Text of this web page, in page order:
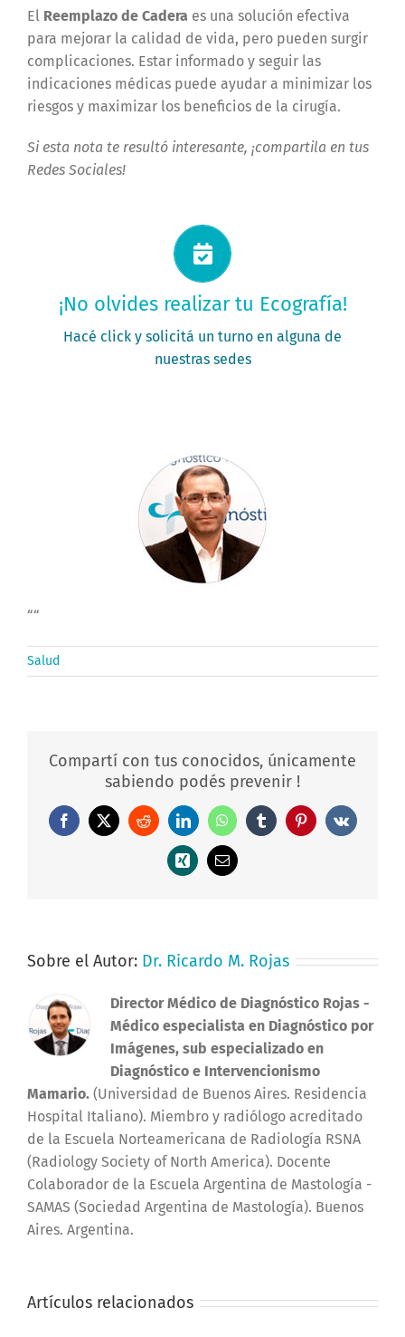
El Reemplazo de Caderaes una solución efectiva
para mejorar la calidad de vida, pero pueden surgir
complicaciones. Estar informado y seguir las
indicaciones médicas puede ayudar a minimizar los
riesgos y maximizar los beneficios de la cirugía.
Si esta nota te resultó interesante, ¡compartila en tus
Redes Sociales!
¡No olvides realizar tu Ecografía!
Hacé click y solicitá un turno en alguna de
nuestras sedes
Solicitá tu turno ahora
““
Salud
Compartí con tus conocidos, únicamente
sabiendo podés prevenir !
Facebook
X RedditLinkedInWhatsAppTumblrPinterestVk
Xing
Correo
electrónico
Sobre el Autor: Dr. Ricardo M. Rojas
Director Médico de Diagnóstico Rojas -
Médico especialista en Diagnóstico por
Imágenes, sub especializado en
Diagnóstico e Intervencionismo
Mamario. (Universidad de Buenos Aires. Residencia
Hospital Italiano). Miembro y radiólogo acreditado
de la Escuela Norteamericana de Radiología RSNA
(Radiology Society of North America). Docente
Colaborador de la Escuela Argentina de Mastología -
SAMAS (Sociedad Argentina de Mastología). Buenos
Aires. Argentina.
Artículos relacionados